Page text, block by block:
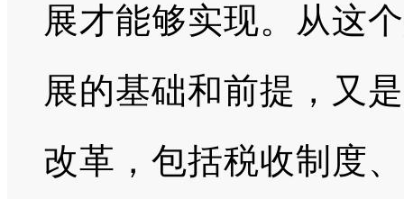
展才能够实现。从这
展的基础和前提，又
改革，包括税收制度